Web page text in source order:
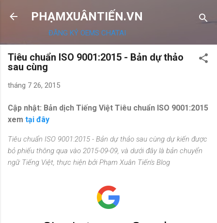
Chuyển đến nội dung chính
PHẠMXUÂNTIẾN.VN
ĐĂNG KÝ OEMS CHATAI
Tiêu chuẩn ISO 9001:2015 - Bản dự thảo
sau cùng
tháng 7 26, 2015
Cập nhật: Bản dịch Tiếng Việt Tiêu chuẩn ISO 9001:2015
xem tại đây
Tiêu chuẩn ISO 9001:2015 - Bản dự thảo sau cùng dự kiến được
bỏ phiếu thông qua vào 2015-09-09, và dưới đây là bản chuyển
ngữ Tiếng Việt, thực hiện bởi Phạm Xuân Tiến's Blog